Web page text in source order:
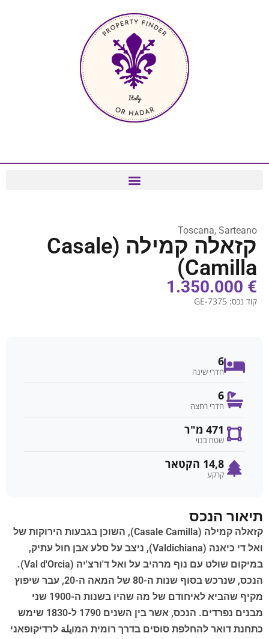
Toscana, Sarteano
קזאלה קמילה (Casale
Camilla)
€ 1.350.000
קוד נכס: GE-7375
6
חדרי שינה
6
חדרי רחצה
471 מ"ר
שטח בנוי
14,8 הקטאר
קרקע
תיאור הנכס
קזאלה קמילה (Casale Camilla), השוכן בגבעות הירוקות של
ואל די כיאנה (Valdichiana), ניצב על סלע אבן חול עתיק,
במיקום שולט עם נוף מרהיב על ואל ד'ורצ'יה (Val d'Orcia).
הנכס, שנרכש בסוף שנות ה-80 של המאה ה-20, עבר שיפוץ
מקיף שהביא לאיחודם של מה שהיו בשנות ה-1900 שני
מבנים נפרדים. הנכס, אשר בין השנים 1790 ל-1830 שימש
כתחנת דואר להחלפת סוסים בדרך רומית המוيلة לרדיקופאני